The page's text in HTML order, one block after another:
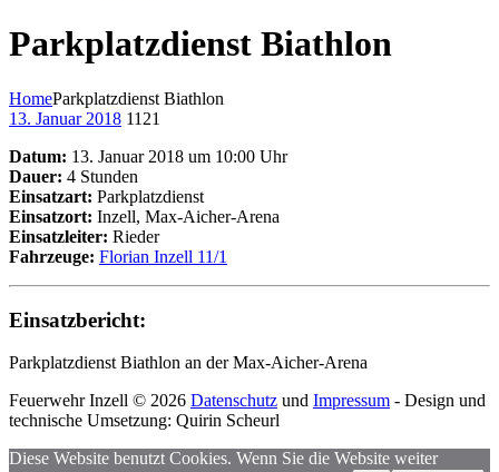
Parkplatzdienst Biathlon
HomeParkplatzdienst Biathlon
13. Januar 2018 1121
Datum: 13. Januar 2018 um 10:00 Uhr
Dauer: 4 Stunden
Einsatzart: Parkplatzdienst
Einsatzort: Inzell, Max-Aicher-Arena
Einsatzleiter: Rieder
Fahrzeuge: Florian Inzell 11/1
Einsatzbericht:
Parkplatzdienst Biathlon an der Max-Aicher-Arena
Feuerwehr Inzell © 2026 Datenschutz und Impressum - Design und
technische Umsetzung: Quirin Scheurl
Diese Website benutzt Cookies. Wenn Sie die Website weiter